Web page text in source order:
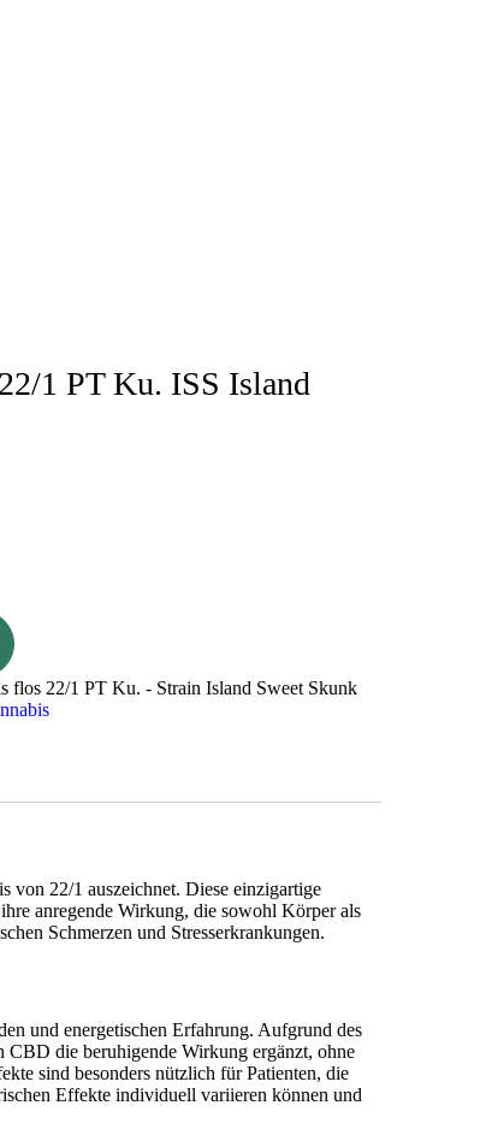
1 PT Ku. ISS Island
flos 22/1 PT Ku. - Strain Island Sweet Skunk
von 22/1 auszeichnet. Diese einzigartige
anregende Wirkung, die sowohl Körper als
Schmerzen und Stresserkrankungen.
und energetischen Erfahrung. Aufgrund des
CBD die beruhigende Wirkung ergänzt, ohne
sind besonders nützlich für Patienten, die
Effekte individuell variieren können und